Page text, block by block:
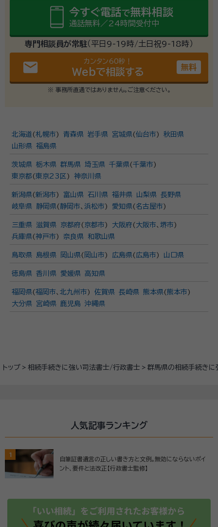
トップ 相続手続きに強い司法書士/行政書士 群馬県の相続手続き
今すぐ電話で無料相談
通話無料／24時間受付中
専門相談員が常駐（平日9-19時/土日祝9-18時）
email カンタン60秒！
Webで相談する 無料
※ 事務所直通ではありません。ご注意ください。
北海道 (札幌市) 青森県 岩手県 宮城県(仙台市)
秋田県
山形県 福島県
茨城県 栃木県 群馬県 埼玉県 千葉県(千葉市)
東京都 ( 東京23区 ) 神奈川県
新潟県(新潟市) 富山県 石川県 福井県 山梨県 長野県
岐阜県
静岡県( 静岡市、 浜松市) 愛知県( 名古屋市)
三重県 滋賀県 京都府( 京都市) 大阪府( 大阪市、 堺市)
兵庫県(神戸市) 奈良県 和歌山県
鳥取県 島根県 岡山県( 岡山市) 広島県( 広島市) 山口県
徳島県 香川県 愛媛県 高知県
福岡県(福岡市、 北九州市) 佐賀県 長崎県 熊本県(熊本市)
大分県
宮崎県 鹿児島 沖縄県
人気記事ランキング
1
自筆証書遺言の正しい書き方と文例。無効にならないポイ
ント、要件と法改正【行政書士監修】